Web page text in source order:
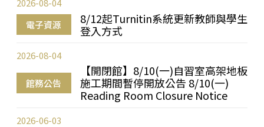
電子資源
8/12起Turnitin系統更新教師與學生
登入方式
2026-08-04
館務公告
【開閉館】8/10(一)自習室高架地板
施工期間暫停開放公告 8/10(一)
Reading Room Closure Notice
2026-08-04
2026-06-03